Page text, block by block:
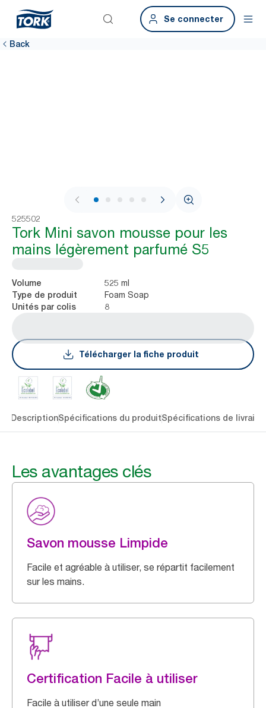
Se connecter
Back
1 / 6
525502
Tork Mini savon mousse pour les
mains légèrement parfumé S5
Volume 525 ml
Type de produit Foam Soap
Unités par colis 8
Télécharger la fiche produit
DescriptionSpécifications du produitSpécifications de
Les avantages clés
Savon mousse Limpide
Facile et agréable à utiliser, se répartit facilement
sur les mains.
Certification Facile à utiliser
Facile à utiliser d’une seule main